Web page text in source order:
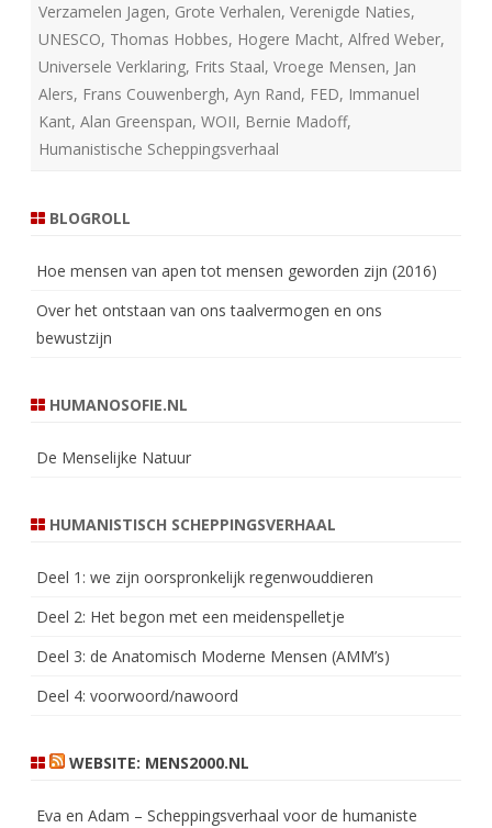
Verzamelen Jagen, Grote Verhalen, Verenigde Naties,
UNESCO, Thomas Hobbes, Hogere Macht, Alfred Weber,
Universele Verklaring, Frits Staal, Vroege Mensen, Jan
Alers, Frans Couwenbergh, Ayn Rand, FED, Immanuel
Kant, Alan Greenspan, WOII, Bernie Madoff,
Humanistische Scheppingsverhaal
BLOGROLL
Hoe mensen van apen tot mensen geworden zijn (2016)
Over het ontstaan van ons taalvermogen en ons
bewustzijn
HUMANOSOFIE.NL
De Menselijke Natuur
HUMANISTISCH SCHEPPINGSVERHAAL
Deel 1: we zijn oorspronkelijk regenwouddieren
Deel 2: Het begon met een meidenspelletje
Deel 3: de Anatomisch Moderne Mensen (AMM’s)
Deel 4: voorwoord/nawoord
WEBSITE: MENS2000.NL
Eva en Adam – Scheppingsverhaal voor de humaniste